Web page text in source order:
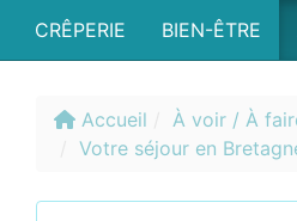
CRÊPERIE BIEN-ÊTRE
Accueil
À voir / À
Votre séjour en